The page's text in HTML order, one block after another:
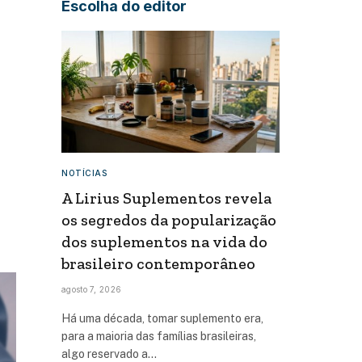
Escolha do editor
NOTÍCIAS
A Lirius Suplementos revela
os segredos da popularização
dos suplementos na vida do
brasileiro contemporâneo
agosto 7, 2026
Há uma década, tomar suplemento era,
para a maioria das famílias brasileiras,
algo reservado a…